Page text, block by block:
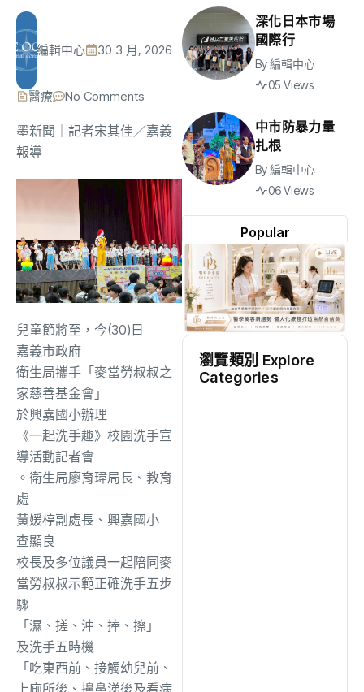
編輯中心 30 3 月, 2026
醫療 No Comments
墨新聞 ｜記者宋其佳／嘉義
報導
兒童節將至， 今(30)日
嘉義市政府
衛生局攜手「麥當勞叔叔之
家慈善基金會」
於興嘉國小辦理
《一起洗手趣》校園洗手宣
導活動記者會
。衛生局廖育瑋局長、教育
處
黃媛楟副處長、 興嘉國小
查顯良
校長及多位議員一起陪同麥
當勞叔叔示範正確洗手五步
驟
「濕、搓、沖、捧、擦」
及洗手五時機
「吃東西前、接觸幼兒前、
上廁所後、擤鼻涕後及看病
Popular
深化日本市場
國際行
By編輯中心
05 Views
中市防暴力量
扎根
By編輯中心
06 Views
瀏覽類別 Explore
Categories